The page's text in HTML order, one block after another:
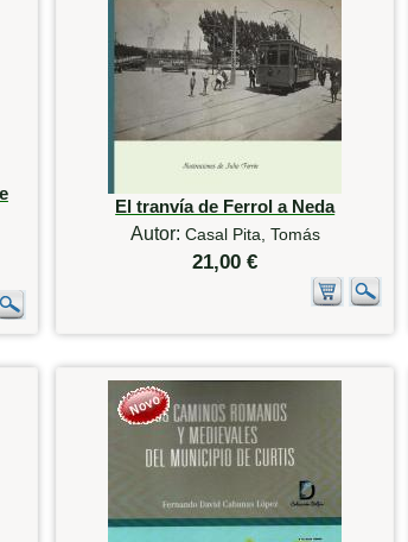
El tranvía de Ferrol a Neda
Autor: Casal Pita, Tomás
21,00 €